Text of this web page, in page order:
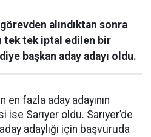
alındıktan sonra
tek tek iptal edilen bir
başkan aday adayı oldu.
fazla aday adayının
ise Sarıyer oldu. Sarıyer’de
adaylığı için başvuruda